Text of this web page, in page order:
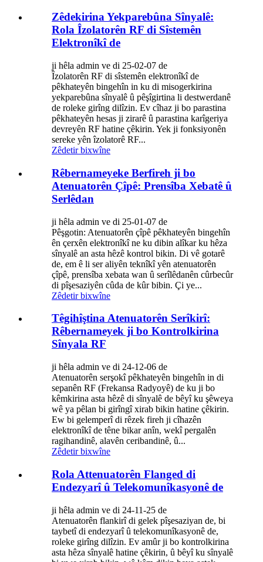
Zêdekirina Yekparebûna Sînyalê:
Rola Îzolatorên RF di Sîstemên
Elektronîkî de
ji hêla admin ve di 25-02-07 de
Îzolatorên RF di sîstemên elektronîkî de
pêkhateyên bingehîn in ku di misogerkirina
yekparebûna sînyalê û pêşîgirtina li destwerdanê
de roleke girîng dilîzin. Ev cîhaz ji bo parastina
pêkhateyên hesas ji zirarê û parastina karîgeriya
devreyên RF hatine çêkirin. Yek ji fonksiyonên
sereke yên îzolatorê RF...
Zêdetir bixwîne
Rêbernameyeke Berfireh ji bo
Atenuatorên Çîpê: Prensîba Xebatê û
Serlêdan
ji hêla admin ve di 25-01-07 de
Pêşgotin: Atenuatorên çîpê pêkhateyên bingehîn
ên çerxên elektronîkî ne ku dibin alîkar ku hêza
sînyalê an asta hêzê kontrol bikin. Di vê gotarê
de, em ê li ser aliyên teknîkî yên atenuatorên
çîpê, prensîba xebata wan û serîlêdanên cûrbecûr
di pîşesaziyên cûda de kûr bibin. Çi ye...
Zêdetir bixwîne
Têgihîştina Atenuatorên Serîkirî:
Rêbernameyek ji bo Kontrolkirina
Sînyala RF
ji hêla admin ve di 24-12-06 de
Atenuatorên serşokî pêkhateyên bingehîn in di
sepanên RF (Frekansa Radyoyê) de ku ji bo
kêmkirina asta hêzê di sînyalê de bêyî ku şêweya
wê ya pêlan bi girîngî xirab bikin hatine çêkirin.
Ew bi gelemperî di rêzek fireh ji cîhazên
elektronîkî de têne bikar anîn, wekî pergalên
ragihandinê, alavên ceribandinê, û...
Zêdetir bixwîne
Rola Attenuatorên Flanged di
Endezyarî û Telekomunîkasyonê de
ji hêla admin ve di 24-11-25 de
Atenuatorên flankirî di gelek pîşesaziyan de, bi
taybetî di endezyarî û telekomunîkasyonê de,
roleke girîng dilîzin. Ev amûr ji bo kontrolkirina
asta hêza sînyalê hatine çêkirin, û bêyî ku sînyalê